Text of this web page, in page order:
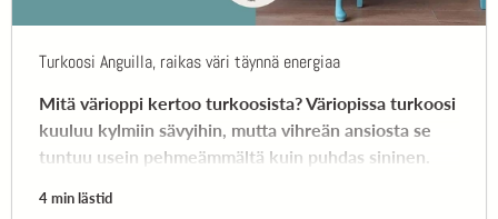
Turkoosi Anguilla, raikas väri täynnä energiaa
Mitä värioppi kertoo turkoosista? Väriopissa turkoosi
kuuluu kylmiin sävyihin, mutta vihreän ansiosta se
tuntuu usein pehmeämmältä kuin puhdas sininen.
4 min lästid